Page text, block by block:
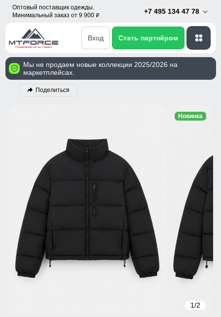
Оптовый поставщик одежды.
Минимальный заказ от 9 900 p
+7 495 134 47 78
Вход Стать партнёром
Мы не продаем новые коллекции 2025/2026 на
маркетплейсах.
Поделиться
1/2
Новинка